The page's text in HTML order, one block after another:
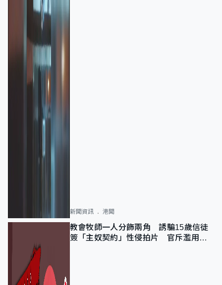
新聞資訊 港聞
教會牧師一人分飾兩角 誘騙15歲信徒
簽「主奴契約」性侵拍片 官斥濫用教